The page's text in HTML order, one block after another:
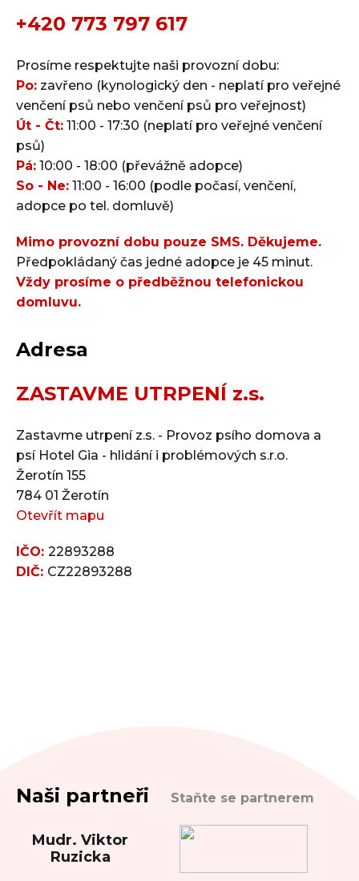
+420 773 797 617
Prosíme respektujte naši provozní dobu:
Po: zavřeno (kynologický den - neplatí pro veřejné
venčení psů nebo venčení psů pro veřejnost)
Út - Čt: 11:00 - 17:30 (neplatí pro veřejné venčení
psů)
Pá: 10:00 - 18:00 (převážně adopce)
So - Ne: 11:00 - 16:00 (podle počasí, venčení,
adopce po tel. domluvě)
Mimo provozní dobu pouze SMS. Děkujeme.
Předpokládaný čas jedné adopce je 45 minut.
Vždy prosíme o předběžnou telefonickou
domluvu.
Adresa
ZASTAVME UTRPENÍ z.s.
Zastavme utrpení z.s. - Provoz psího domova a
psí Hotel Gia - hlidání i problémových s.r.o.
Žerotín 155
784 01 Žerotín
Otevřít mapu
IČO: 22893288
DIČ: CZ22893288
Naši partneři Staňte se partnerem
Mudr. Viktor
Ruzicka